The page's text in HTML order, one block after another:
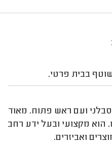
שוטף בבית פרטי.
ועם ראש פתוח. מאוד
הוא מקצועי ובעל ידע רחב
ואביזרים.